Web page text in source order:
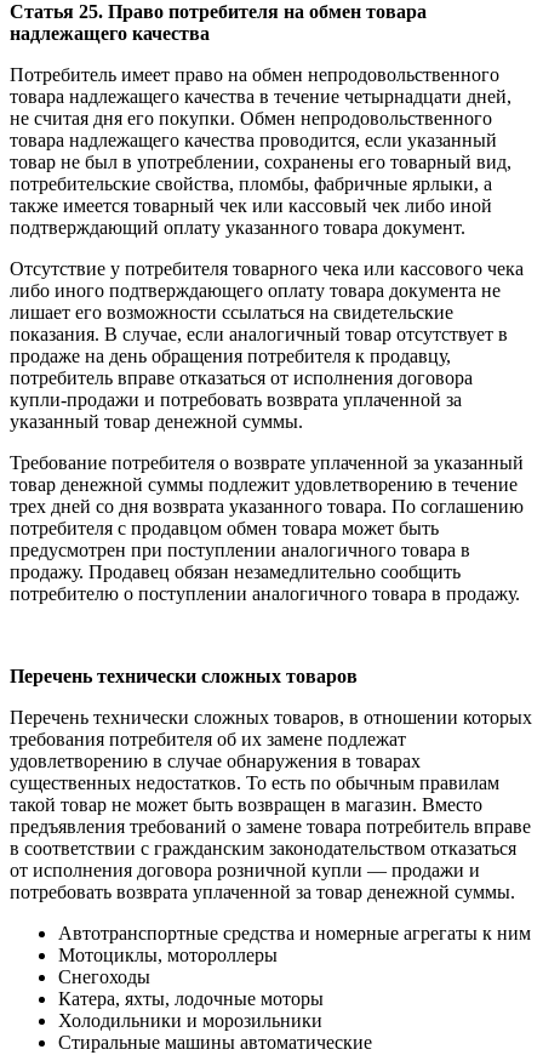
Статья 25. Право потребителя на обмен товара
надлежащего качества
Потребитель имеет право на обмен непродовольственного
товара надлежащего качества в течение четырнадцати дней,
не считая дня его покупки. Обмен непродовольственного
товара надлежащего качества проводится, если указанный
товар не был в употреблении, сохранены его товарный вид,
потребительские свойства, пломбы, фабричные ярлыки, а
также имеется товарный чек или кассовый чек либо иной
подтверждающий оплату указанного товара документ.
Отсутствие у потребителя товарного чека или кассового чека
либо иного подтверждающего оплату товара документа не
лишает его возможности ссылаться на свидетельские
показания. В случае, если аналогичный товар отсутствует в
продаже на день обращения потребителя к продавцу,
потребитель вправе отказаться от исполнения договора
купли-продажи и потребовать возврата уплаченной за
указанный товар денежной суммы.
Требование потребителя о возврате уплаченной за указанный
товар денежной суммы подлежит удовлетворению в течение
трех дней со дня возврата указанного товара. По соглашению
потребителя с продавцом обмен товара может быть
предусмотрен при поступлении аналогичного товара в
продажу. Продавец обязан незамедлительно сообщить
потребителю о поступлении аналогичного товара в продажу.
Перечень технически сложных товаров
Перечень технически сложных товаров, в отношении которых
требования потребителя об их замене подлежат
удовлетворению в случае обнаружения в товарах
существенных недостатков. То есть по обычным правилам
такой товар не может быть возвращен в магазин. Вместо
предъявления требований о замене товара потребитель вправе
в соответствии с гражданским законодательством отказаться
от исполнения договора розничной купли — продажи и
потребовать возврата уплаченной за товар денежной суммы.
Автотранспортные средства и номерные агрегаты к ним
Мотоциклы, мотороллеры
Снегоходы
Катера, яхты, лодочные моторы
Холодильники и морозильники
Стиральные машины автоматические